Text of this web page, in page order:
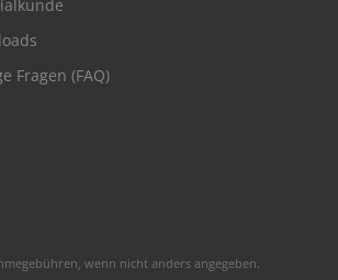
Fragen (FAQ)
wenn nicht anders angegeben.